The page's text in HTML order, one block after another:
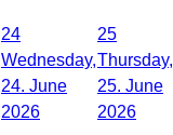
24
Wednesday,
24. June
2026
25
Thursday,
25. June
2026